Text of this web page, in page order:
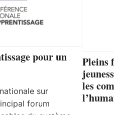
pour un
sur
forum
Pleins
les